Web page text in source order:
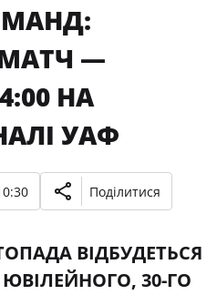
—
НА
УАФ
Поділитися
ВІДБУДЕТЬСЯ
30-ГО